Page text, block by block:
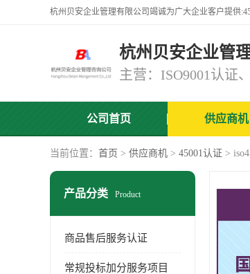
杭州贝安企业管
公司首页 供应商机
当前位置： 首页 > 供应商机 > 45001认证 >
产品分类 Product
商品售后服务认证
常规投标加分服务项目